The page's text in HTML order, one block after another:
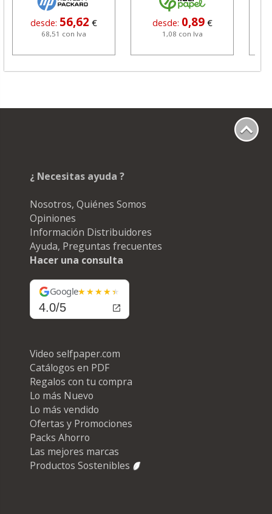
desde: 56,62 €
68,51 con Iva
desde: 0,89 €
1,08 con Iva
¿ Necesitas ayuda ?
Nosotros, Quiénes Somos
Opiniones
Información Distribuidores
Ayuda, Preguntas frecuentes
Hacer una consulta
Google
4.0/5
Video selfpaper.com
Catálogos en PDF
Regalos con tu compra
Lo más Nuevo
Lo más vendido
Ofertas y Promociones
Packs Ahorro
Las mejores marcas
Productos Sostenibles